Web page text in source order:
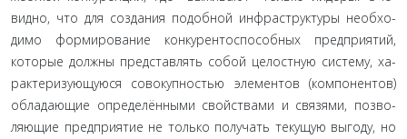
видно, что для создания подобной инфраструктуры необхо­
димо формирование конкурентоспособных предприятий,
которые должны представлять собой целостную систему, ха­
рактеризующуюся совокупностью элементов (компонентов)
обладающие определёнными свойствами и связями, позво­
ляющие предприятие не только получать текущую выгоду, но